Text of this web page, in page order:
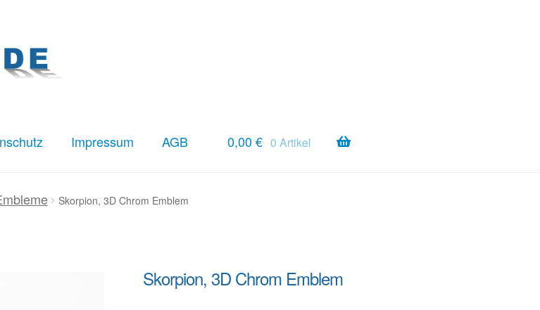
Impressum AGB
Mein Konto Versandkosten
0,00€ 0 Artikel
Skorpion, 3D Chrom Emblem
Skorpion, 3D Chrom Emblem